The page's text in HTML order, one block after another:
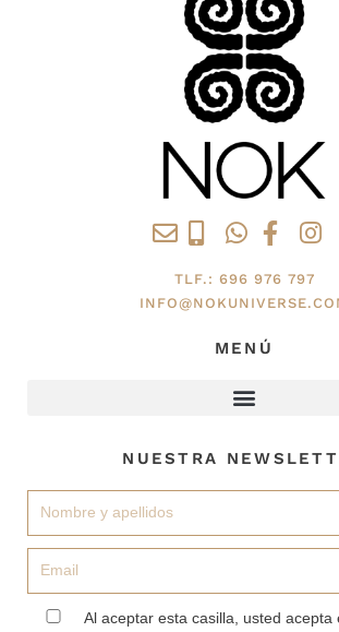
TLF.: 696 976 797
MENÚ
NUESTRA
aceptacionAl aceptar esta casilla, usted acepta